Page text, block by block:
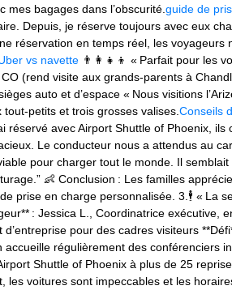
mes bagages dans l’obscurité. guide de
Depuis, je réserve toujours avec eux
réservation en temps réel, les voyageurs
vs navette 👨‍👩‍👧‍👦 « Parfait pour les
(rend visite aux grands‑parents à
auto et d’espace « Nous visitions
et trois grosses valises. Conseils
réservé avec Airport Shuttle of Phoenix,
Le conducteur nous a attendus au
pour charger tout le monde. Il
👶 Conclusion : Les familles
prise en charge personnalisée. 3.🕴️ « La
: Jessica L., Coordinatrice exécutive,
d’entreprise pour des cadres visiteurs
régulièrement des conférenciers
Shuttle of Phoenix à plus de 25
les voitures sont impeccables et les